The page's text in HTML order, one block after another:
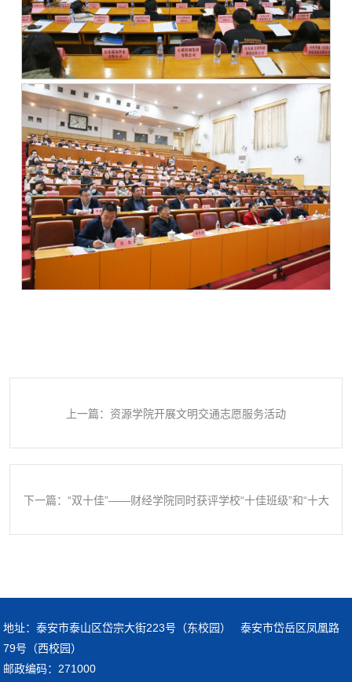
上一篇：资源学院开展文明交通志愿服务活动
下一篇：“双十佳”——财经学院同时获评学校“十佳班级”和“十大
地址：泰安市泰山区岱宗大街223号（东校园） 泰安市岱岳区凤凰路
79号（西校园）
邮政编码：271000